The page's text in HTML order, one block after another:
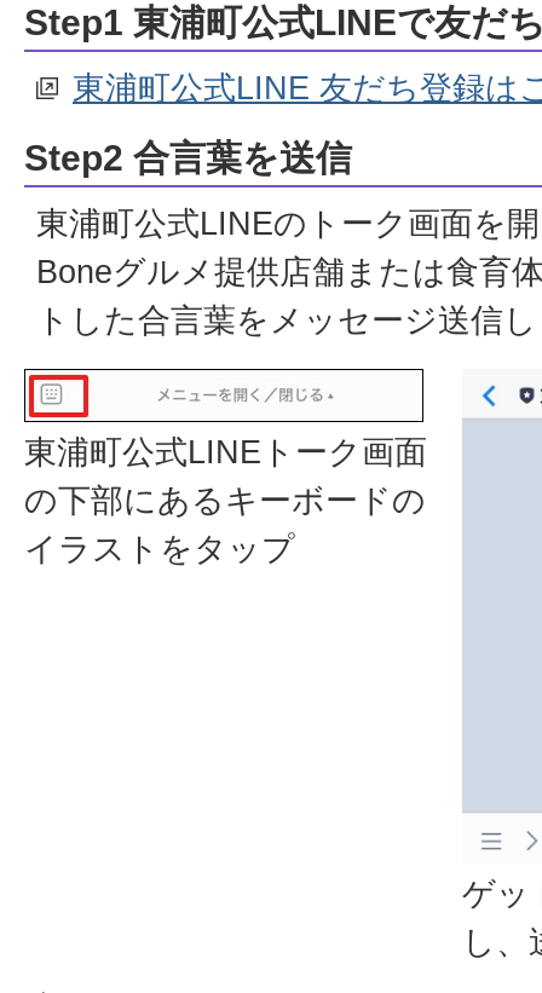
Step1 東浦町公式LINEで友だ
東浦町公式LINE 友だち登録は
Step2 合言葉を送信
東浦町公式LINEのトーク画面を
Boneグルメ提供店舗または食育
トした合言葉をメッセージ送信
東浦町公式LINEトーク画面
の下部にあるキーボードの
イラストをタップ
ゲッ
し、